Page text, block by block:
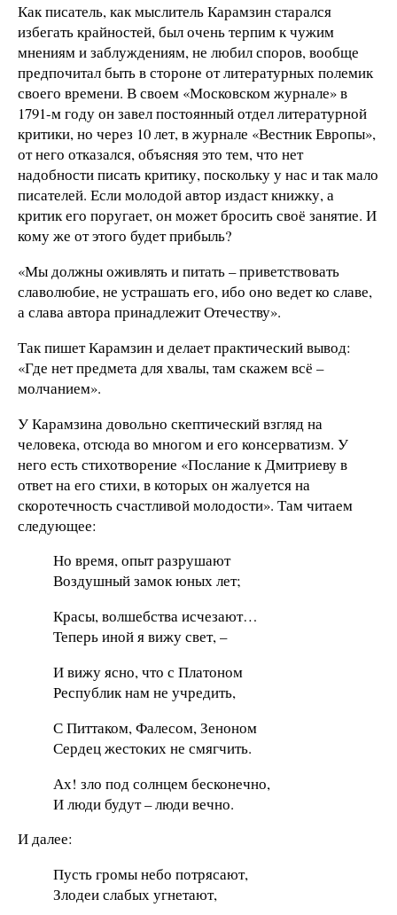
Как писатель, как мыслитель Карамзин старался
избегать крайностей, был очень терпим к чужим
мнениям и заблуждениям, не любил споров, вообще
предпочитал быть в стороне от литературных полемик
своего времени. В своем «Московском журнале» в
1791-м году он завел постоянный отдел литературной
критики, но через 10 лет, в журнале «Вестник Европы»,
от него отказался, объясняя это тем, что нет
надобности писать критику, поскольку у нас и так мало
писателей. Если молодой автор издаст книжку, а
критик его поругает, он может бросить своё занятие. И
кому же от этого будет прибыль?
«Мы должны оживлять и питать – приветствовать
славолюбие, не устрашать его, ибо оно ведет ко славе,
а слава автора принадлежит Отечеству».
Так пишет Карамзин и делает практический вывод:
«Где нет предмета для хвалы, там скажем всё –
молчанием».
У Карамзина довольно скептический взгляд на
человека, отсюда во многом и его консерватизм. У
него есть стихотворение «Послание к Дмитриеву в
ответ на его стихи, в которых он жалуется на
скоротечность счастливой молодости». Там читаем
следующее:
Но время, опыт разрушают
Воздушный замок юных лет;
Красы, волшебства исчезают…
Теперь иной я вижу свет, –
И вижу ясно, что с Платоном
Республик нам не учредить,
С Питтаком, Фалесом, Зеноном
Сердец жестоких не смягчить.
Ах! зло под солнцем бесконечно,
И люди будут – люди вечно.
И далее:
Пусть громы небо потрясают,
Злодеи слабых угнетают,